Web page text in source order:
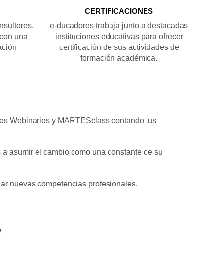
una
CERTIFICACIONES
e-ducadores trabaja junto a destacadas
instituciones educativas para ofrecer
certificación de sus actividades de
formación académica.
Webinarios y MARTESclass contando tus
asumir el cambio como una constante de su
nuevas competencias profesionales.